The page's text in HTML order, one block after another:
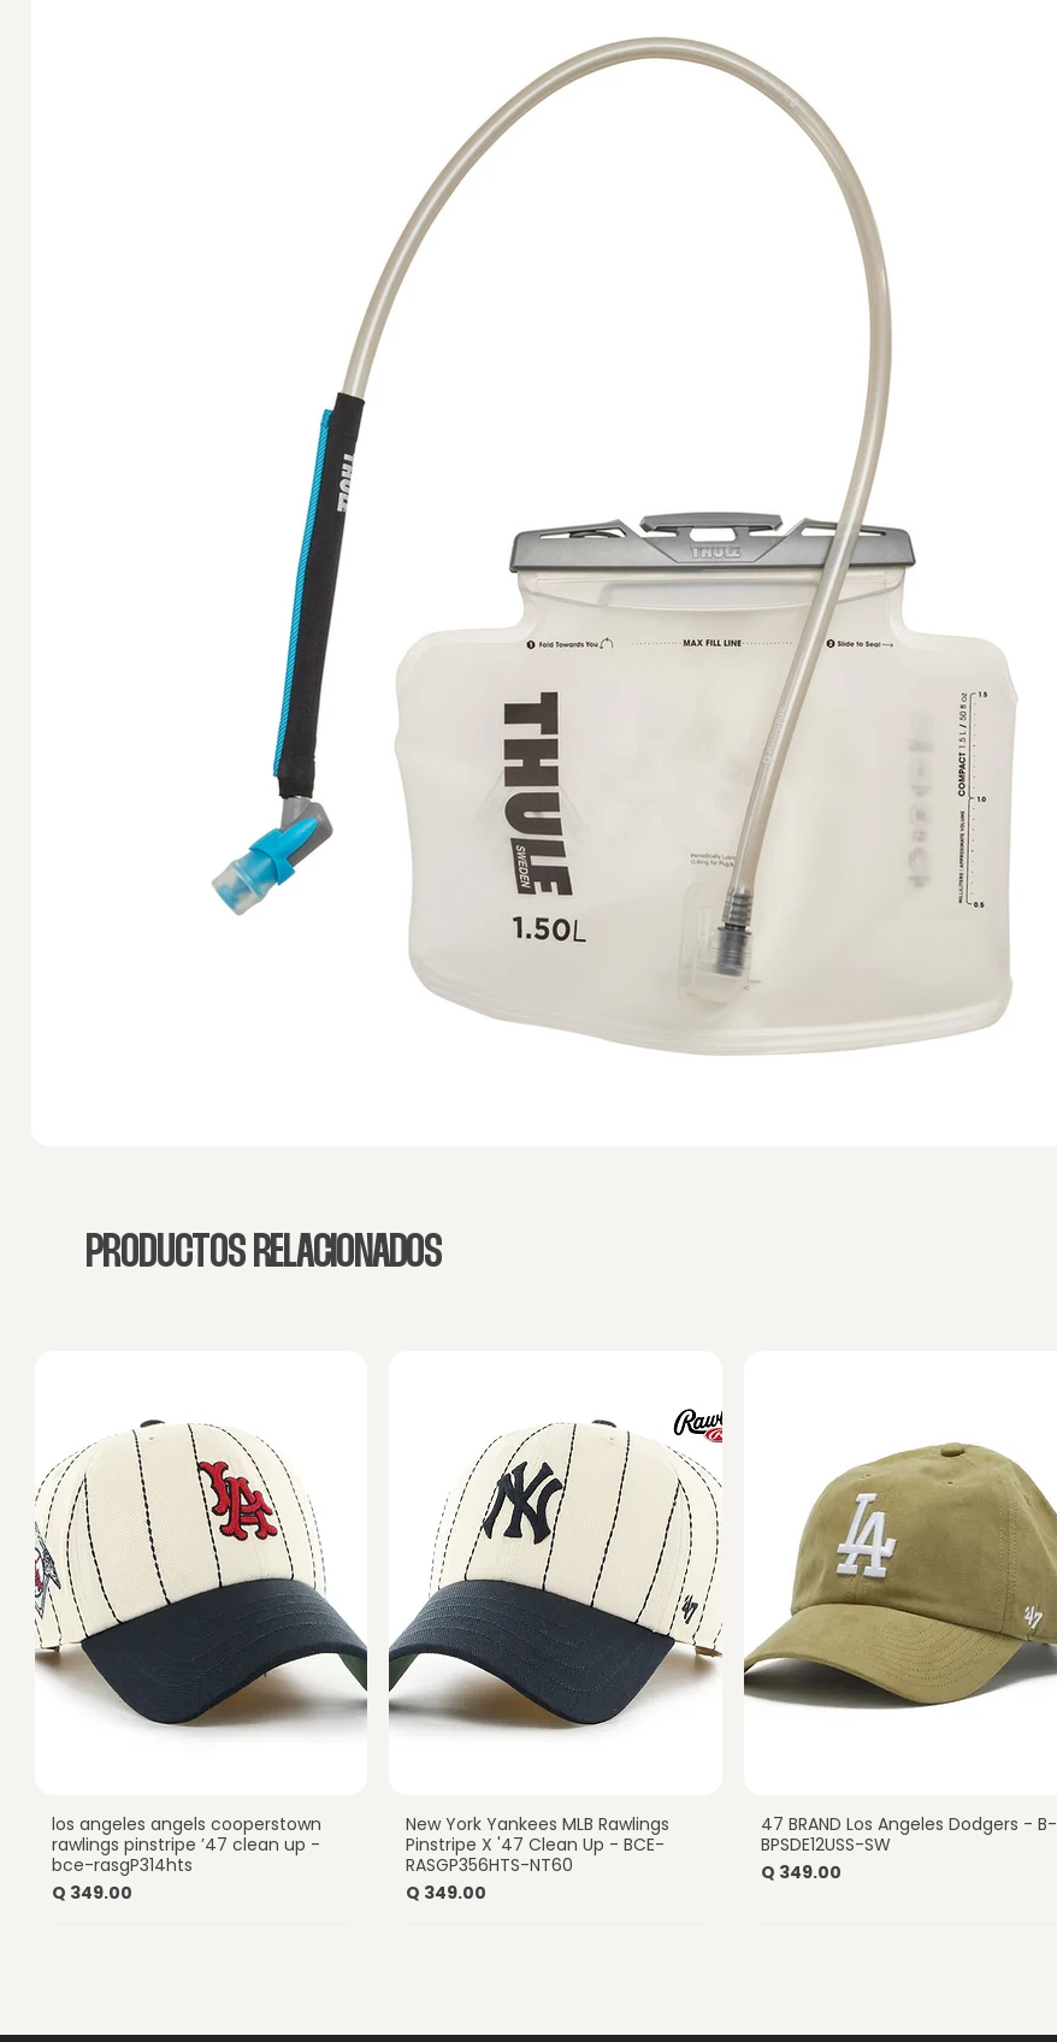
PRODUCTOS RELACIONADOS
Vista rápida
los angeles angels cooperstown
rawlings pinstripe ’47 clean up -
bce-rasgP314hts
Precio
Q 349.00
Vista rápida
New York Yankees MLB Rawlings
Pinstripe X '47 Clean Up - BCE-
RASGP356HTS-NT60
Precio
Q 349.00
Vista rápida
47 BRAND Los Angeles Dodgers - B-
BPSDE12USS-SW
Precio
Q 349.00